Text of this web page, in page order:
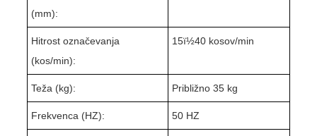
(mm):
Hitrost označevanja
(kos/min):
15ï½40 kosov/min
Teža (kg): Približno 35 kg
Frekvenca (HZ): 50 HZ